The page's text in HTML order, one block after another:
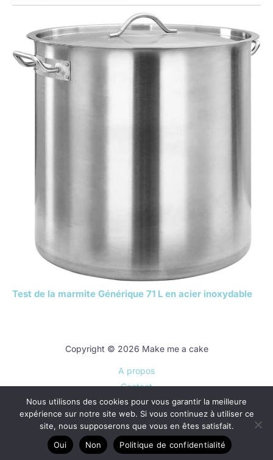
Test de la marmite Générique 71 L en acier inoxydable
Copyright © 2026 Make me a cake
A propos
Contact
Plan du site
Mentions légales
Politique de confidentialité
Nous utilisons des cookies pour vous garantir la meilleure
expérience sur notre site web. Si vous continuez à utiliser ce
site, nous supposerons que vous en êtes satisfait.
Oui
Non Politique de confidentialité